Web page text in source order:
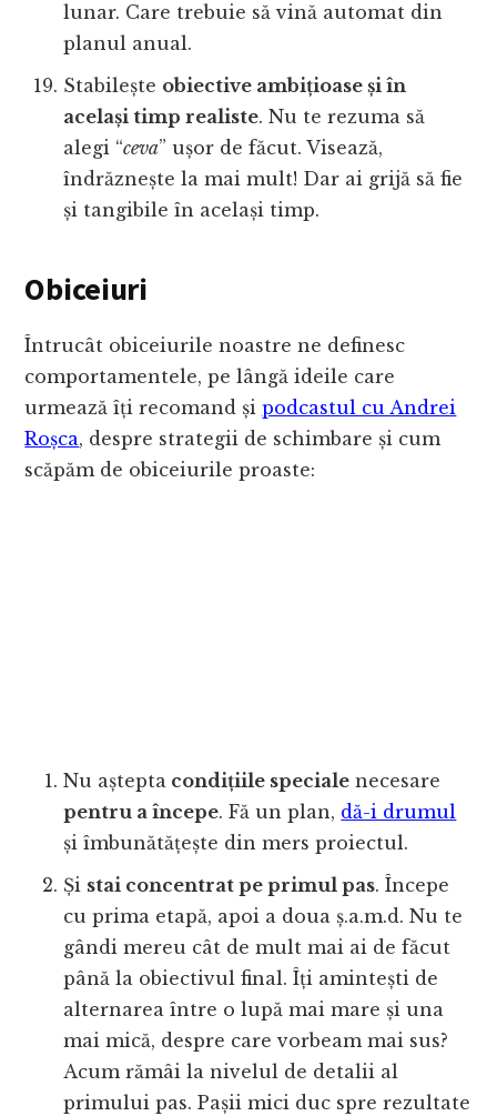
lunar. Care trebuie să vină automat din
planul anual.
Stabilește obiective ambițioase și în
același timp realiste. Nu te rezuma să
alegi “ceva” ușor de făcut. Visează,
îndrăznește la mai mult! Dar ai grijă să fie
și tangibile în același timp.
Obiceiuri
Întrucât obiceiurile noastre ne definesc
comportamentele, pe lângă ideile care
urmează îți recomand șipodcastul cu Andrei
Roșca, despre strategii de schimbare și cum
scăpăm de obiceiurile proaste:
Nu aștepta condițiile speciale necesare
pentru a începe. Fă un plan, dă-i drumul
și îmbunătățește din mers proiectul.
Și stai concentrat pe primul pas. Începe
cu prima etapă, apoi a doua ș.a.m.d. Nu te
gândi mereu cât de mult mai ai de făcut
până la obiectivul final. Îți amintești de
alternarea între o lupă mai mare și una
mai mică, despre care vorbeam mai sus?
Acum rămâi la nivelul de detalii al
primului pas. Pașii mici duc spre rezultate